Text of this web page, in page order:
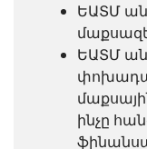
ԵԱՏՄ
ԵԱՏՄ
ինչը